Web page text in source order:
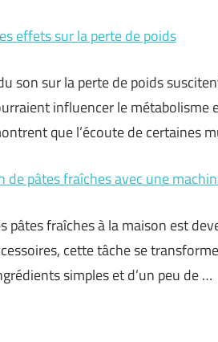
effets sur la perte de poids
son sur la perte de poids
influencer le métabolisme
que l’écoute de certaines
de pâtes fraîches avec une
pâtes fraîches à la maison est
cette tâche se
simples et d’un peu de …